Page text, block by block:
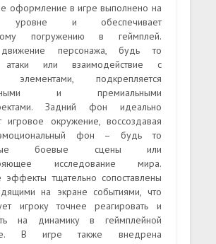
оформление в игре выполнено на
уровне и обеспечивает
погружению в геймплей.
персонажа, будь то
атаки или взаимодействие с
элементами, подкрепляется
и премиальными
Задний фон идеально
игровое окружение, воссоздавая
фон – будь то
боевые сцены или
исследование мира.
эффекты тщательно сопоставлены
на экране событиями, что
игроку точнее реагировать и
на динамику в геймплейной
В игре также внедрена